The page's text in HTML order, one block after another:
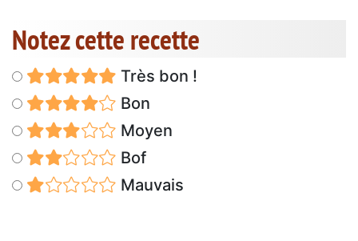
Notez cette recette
Très bon !
Bon
Moyen
Bof
Mauvais